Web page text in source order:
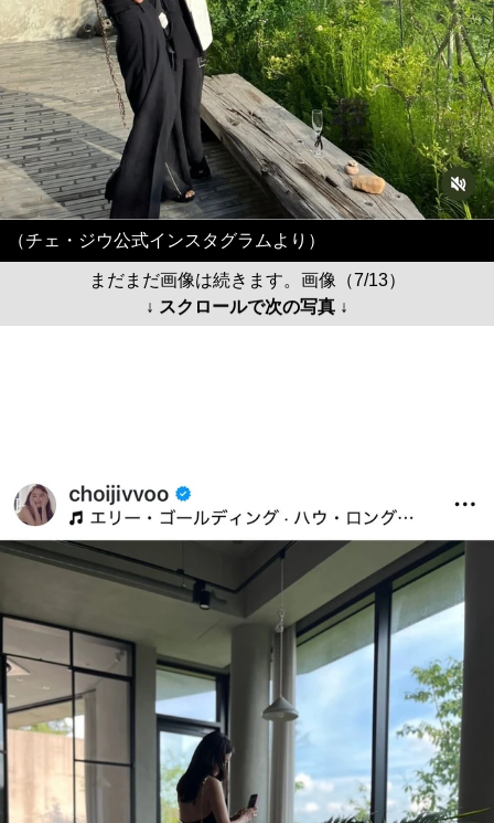
（チェ・ジウ公式インスタグラムより）
まだまだ画像は続きます。画像（7/13）
↓ スクロールで次の写真 ↓